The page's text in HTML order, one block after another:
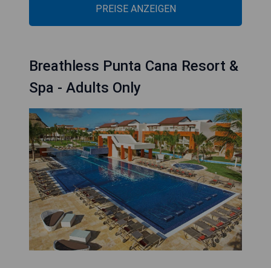
PREISE ANZEIGEN
Breathless Punta Cana Resort &
Spa - Adults Only